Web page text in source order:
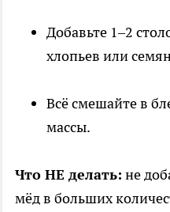
Добавьте 1–2
хлопьев или
Всё смешайте в
массы.
Что НЕ делать: не
мёд в больших